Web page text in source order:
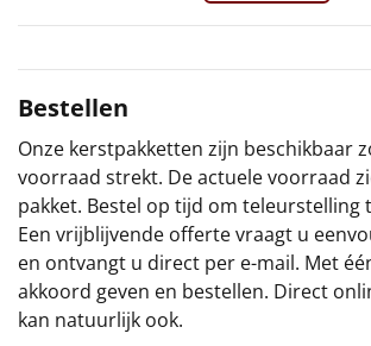
Particulier
Kerstgeschenken 2026
Relatiegeschenken
Cadeaubon
Per stuk
Bestellen
Onze kerstpakketten zijn beschikbaar
voorraad strekt. De actuele voorraad
pakket. Bestel op tijd om teleurstelling
Een vrijblijvende offerte vraagt u
en ontvangt u direct per e-mail. Met
akkoord geven en bestellen. Direct
kan natuurlijk ook.